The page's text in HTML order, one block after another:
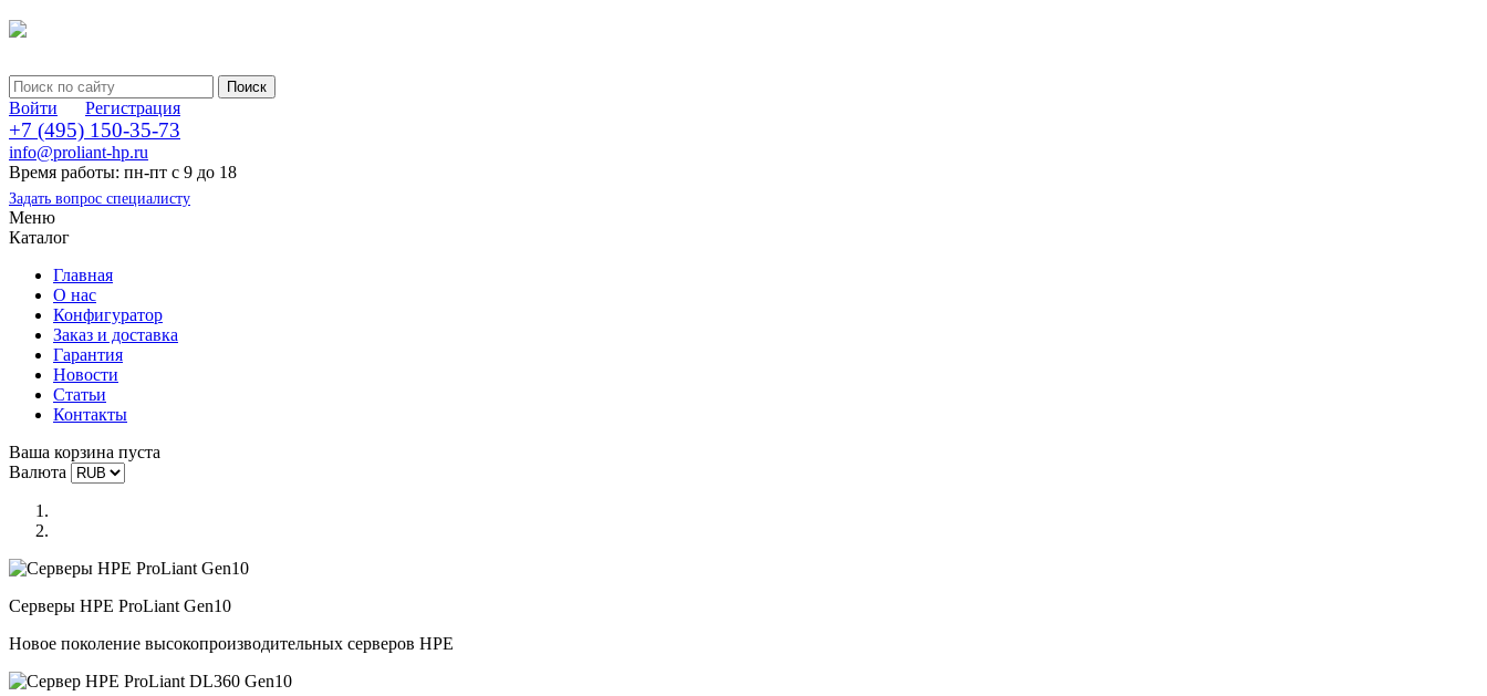
Войти Регистрация
+7 (495) 150-35-73
info@proliant-hp.ru
Время работы: пн-пт с 9 до 18
Задать вопрос специалисту
Меню
Каталог
Главная
О нас
Конфигуратор
Заказ и доставка
Гарантия
Новости
Статьи
Контакты
Ваша корзина пуста
Валюта
Серверы HPE ProLiant Gen10
Новое поколение высокопроизводительных серверов HPE